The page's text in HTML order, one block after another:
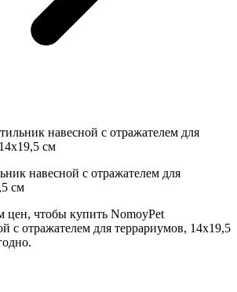
навесной с отражателем для
см
цен, чтобы купить NomoyPet
с отражателем для террариумов, 14х19,5